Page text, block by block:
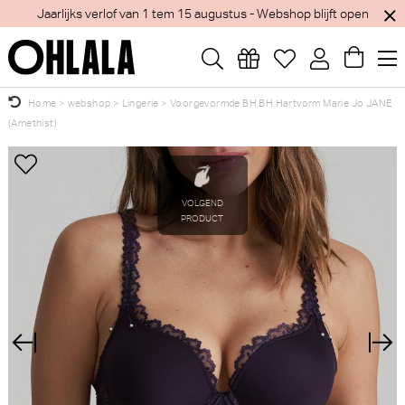
Jaarlijks verlof van 1 tem 15 augustus - Webshop blijft open
Home > webshop > Lingerie > Voorgevormde BH BH Hartvorm Marie Jo JANE
(Amethist)
Wellicht zijn deze producten ook interessant
voor je?
Marie Jo Heleen
Voorgevormde BH - BH
PrimaDonna Salerno String -
Luxestring (Evening Red)